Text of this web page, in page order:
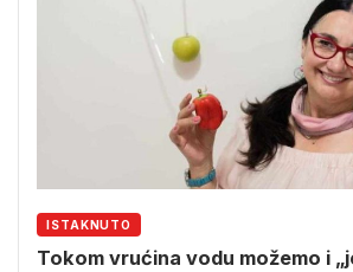
ISTAKNUTO
Tokom vrućina vodu možemo i